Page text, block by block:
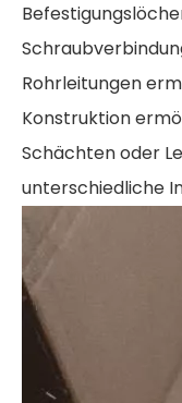
Rohrleitungen
Konstruktion
Schächten oder
unterschiedliche